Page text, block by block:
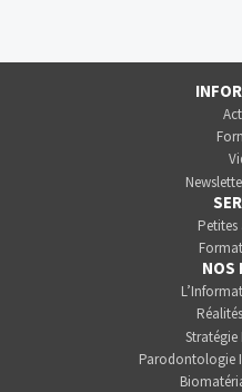
NOS
Parodontologie